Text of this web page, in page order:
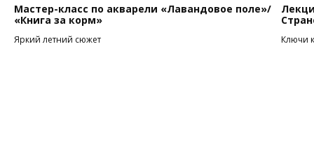
Мастер-класс по акварели «Лавандовое поле»/
«Книга за корм»
Яркий летний сюжет Ключи